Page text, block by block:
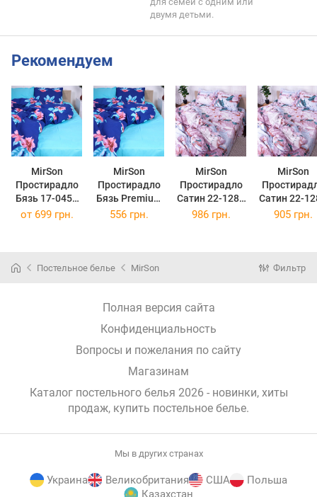
двумя детьми.
Рекомендуем
MirSon
Простирадло
Бязь 17-0454
Elden 220 х 240
MirSon
Простирадло
Бязь Premium
17-0454 Elden
MirSon
Простирадло
Сатин 22-1284
Spring
MirSon
Сатин 22-
Spring
от 699 грн. 556 грн. 986 грн. 905 грн.
Постельное белье MirSon Фильтр
Полная версия сайта
Конфиденциальность
Вопросы и пожелания по сайту
Магазинам
Каталог постельного белья 2026 - новинки, хиты
продаж, купить постельное белье.
Мы в других странах
Украина Великобритания США
Польша
Казахстан